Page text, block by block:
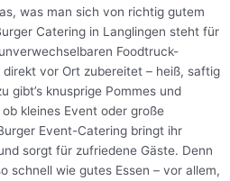
was man sich von richtig gutem
Catering in Langlingen steht für
Foodtruck-
vor Ort zubereitet – heiß, saftig
gibt’s knusprige Pommes und
kleines Event oder große
Event-Catering bringt ihr
sorgt für zufriedene Gäste. Denn
schnell wie gutes Essen – vor allem,